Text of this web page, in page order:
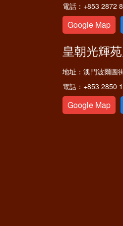
電話： +853 2872
Google Map
皇朝光輝
地址： 澳門波爾圖
電話： +853 2850
Google Map